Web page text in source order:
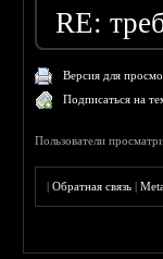
RE:
Версия для
Подписаться на
Пользователи
|Обратная связь |